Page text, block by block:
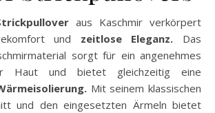
aus Kaschmir verkörpert
und zeitlose Eleganz. Das
sorgt für ein angenehmes
Haut und bietet gleichzeitig eine
Mit seinem klassischen
und den eingesetzten Ärmeln bietet